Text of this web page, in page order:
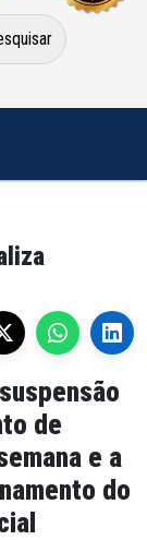
de
e a
do